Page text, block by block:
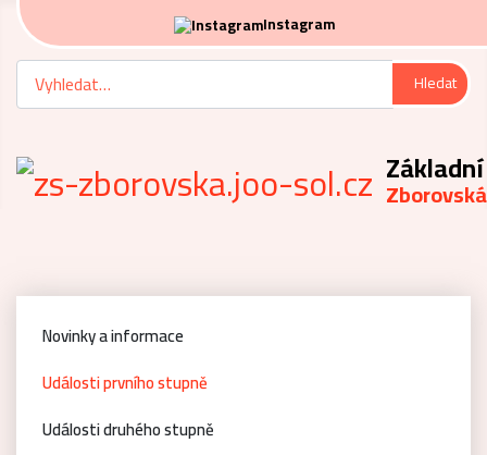
Instagram
Hledat Hledat
Novinky a informace
Události prvního stupně
Události druhého stupně